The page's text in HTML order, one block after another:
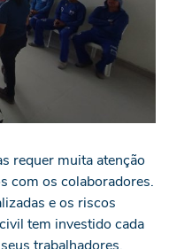
requer muita atenção
com os colaboradores.
e os riscos
tem investido cada
trabalhadores.